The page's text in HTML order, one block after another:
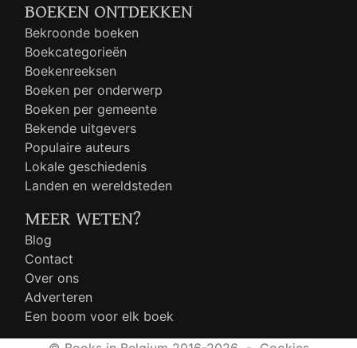
BOEKEN ONTDEKKEN
Bekroonde boeken
Boekcategorieën
Boekenreeksen
Boeken per onderwerp
Boeken per gemeente
Bekende uitgevers
Populaire auteurs
Lokale geschiedenis
Landen en wereldsteden
MEER WETEN?
Blog
Contact
Over ons
Adverteren
Een boom voor elk boek